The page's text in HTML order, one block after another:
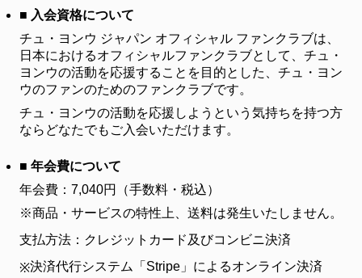
CONTACT
お問い合わせ
■ 入会資格について
チュ・ヨンウ ジャパン オフィシャル ファンクラブは、
日本におけるオフィシャルファンクラブとして、チュ・
ヨンウの活動を応援することを目的とした、チュ・ヨン
ウのファンのためのファンクラブです。
チュ・ヨンウの活動を応援しようという気持ちを持つ方
ならどなたでもご入会いただけます。
■ 年会費について
年会費：7,040円（手数料・税込）
※商品・サービスの特性上、送料は発生いたしません。
支払方法：クレジットカード及びコンビニ決済
※決済代行システム「Stripe」によるオンライン決済